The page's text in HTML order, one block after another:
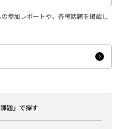
参加レポートや、各種話題を掲載し
課題」で探す